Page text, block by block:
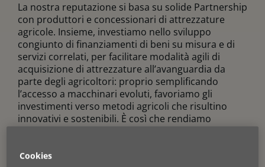
La nostra reputazione si basa su solide Partnership
con produttori e concessionari di attrezzature
agricole. Insieme, investiamo nello sviluppo
congiunto di finanziamenti di beni su misura e di
servizi correlati, per facilitare modalità agili di
acquisizione di attrezzature all’avanguardia da
parte degli agricoltori: proprio semplificando
l’accesso a macchinari evoluti, favoriamo gli
investimenti verso metodi agricoli che risultino
innovativi e sostenibili. È così che rendiamo
Cookies